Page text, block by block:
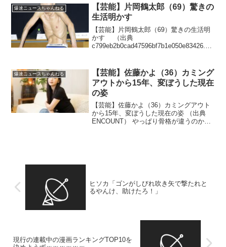
実父からも「言わなかったけど金色の目
が...
爆速ニュースちゃんねる
【芸能】片岡鶴太郎（69）驚きの
生活明かす
【芸能】片岡鶴太郎（69）驚きの生活明
かす （出典
c799eb2b0cad47596bf7b1e050e83426.cd
変な奴で無礼だったことを...
爆速ニュースちゃんねる
【芸能】佐藤かよ（36）カミング
アウトから15年、変ぼうした現在
の姿
【芸能】佐藤かよ（36）カミングアウト
から15年、変ぼうした現在の姿 （出典
ENCOUNT） やっぱり骨格が違うのか
ヒソカ「ゴンがしびれ吹き矢で撃たれと
るやんけ、助けたろ！」
現行の連載中の漫画ランキングTOP10を